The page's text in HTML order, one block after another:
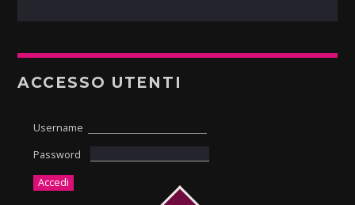
ACCESSO UTENTI
Username
Password